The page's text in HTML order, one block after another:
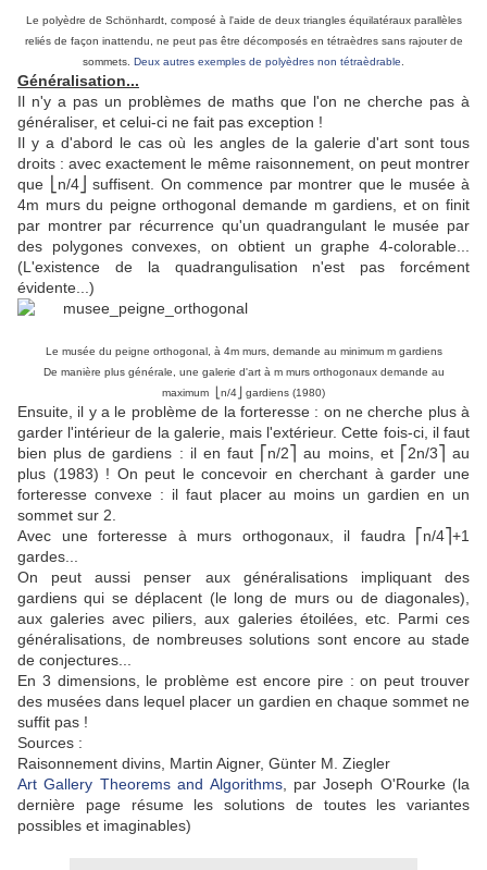
Le polyèdre de Schönhardt, composé à l'aide de deux triangles équilatéraux parallèles
reliés de façon inattendu, ne peut pas être décomposés en tétraèdres sans rajouter de
sommets. Deux autres exemples de polyèdres non tétraèdrable
Généralisation...
Il n'y a pas un problèmes de maths que l'on ne cherche pas à
généraliser, et celui-ci ne fait pas exception !
Il y a d'abord le cas où les angles de la galerie d'art sont tous
droits : avec exactement le même raisonnement, on peut montrer
que ⎣n/4⎦ suffisent. On commence par montrer que le musée à
4m murs du peigne orthogonal demande m gardiens, et on finit
par montrer par récurrence qu'un quadrangulant le musée par
des polygones convexes, on obtient un graphe 4-colorable...
(L'existence de la quadrangulisation n'est pas forcément
évidente...)
Le musée du peigne orthogonal, à 4m murs, demande au minimum m gardiens
De manière plus générale, une galerie d'art à m murs orthogonaux demande au
maximum ⎣n/4⎦ gardiens (1980)
Ensuite, il y a le problème de la forteresse : on ne cherche plus à
garder l'intérieur de la galerie, mais l'extérieur. Cette fois-ci, il faut
bien plus de gardiens : il en faut ⎡n/2⎤ au moins, et ⎡2n/3⎤ au
plus (1983) ! On peut le concevoir en cherchant à garder une
forteresse convexe : il faut placer au moins un gardien en un
sommet sur 2.
Avec une forteresse à murs orthogonaux, il faudra ⎡n/4⎤+1
gardes...
On peut aussi penser aux généralisations impliquant des
gardiens qui se déplacent (le long de murs ou de diagonales),
aux galeries avec piliers, aux galeries étoilées, etc. Parmi ces
généralisations, de nombreuses solutions sont encore au stade
de conjectures...
En 3 dimensions, le problème est encore pire : on peut trouver
des musées dans lequel placer un gardien en chaque sommet ne
suffit pas !
Sources :
Raisonnement divins, Martin Aigner, Günter M. Ziegler
Art Gallery Theorems and Algorithms, par Joseph O'Rourke (la
dernière page résume les solutions de toutes les variantes
possibles et imaginables)